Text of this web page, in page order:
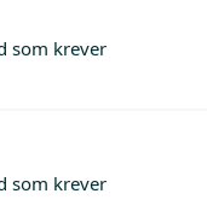
som krever
som krever